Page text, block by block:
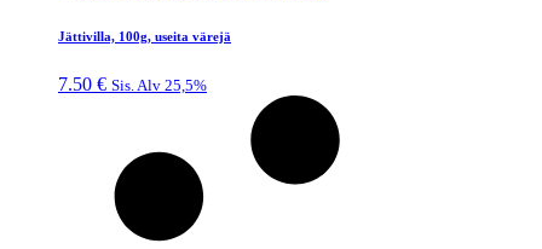
Jättivilla, 100g, useita värejä
7.50 € Sis. Alv 25,5%